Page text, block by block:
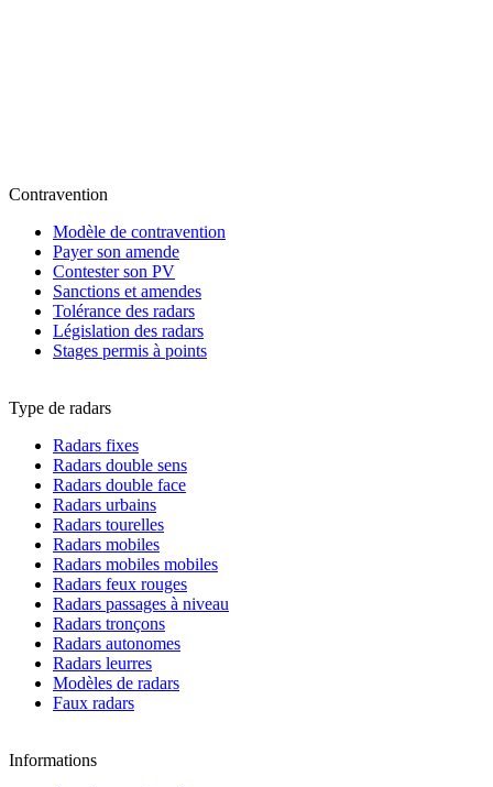
Contravention
Modèle de contravention
Payer son amende
Contester son PV
Sanctions et amendes
Tolérance des radars
Législation des radars
Stages permis à points
Type de radars
Radars fixes
Radars double sens
Radars double face
Radars urbains
Radars tourelles
Radars mobiles
Radars mobiles mobiles
Radars feux rouges
Radars passages à niveau
Radars tronçons
Radars autonomes
Radars leurres
Modèles de radars
Faux radars
Informations